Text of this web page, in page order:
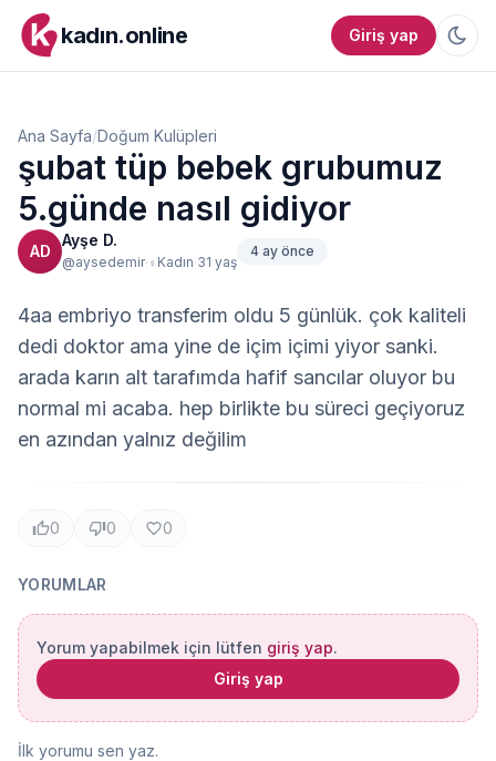
kadın.online Giriş yap
Ana Sayfa/Doğum Kulüpleri
şubat tüp bebek grubumuz
5.günde nasıl gidiyor
AD
Ayşe D.
@aysedemir· ♀ Kadın·31 yaş
4 ay önce
4aa embriyo transferim oldu 5 günlük. çok kaliteli
dedi doktor ama yine de içim içimi yiyor sanki.
arada karın alt tarafımda hafif sancılar oluyor bu
normal mi acaba. hep birlikte bu süreci geçiyoruz
en azından yalnız değilim
0 0 0
YORUMLAR
Yorum yapabilmek için lütfen giriş yap.
Giriş yap
İlk yorumu sen yaz.